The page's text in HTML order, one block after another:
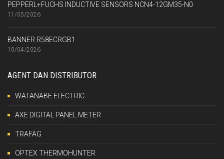
PEPPERL+FUCHS INDUCTIVE SENSORS NCN4-12GM35-N0
11/05/2026
BANNER R58ECRGB1
10/04/2026
AGENT DAN DISTRIBUTOR
WATANABE ELECTRIC
AXE DIGITAL PANEL METER
TRAFAG
OPTEX THERMOHUNTER